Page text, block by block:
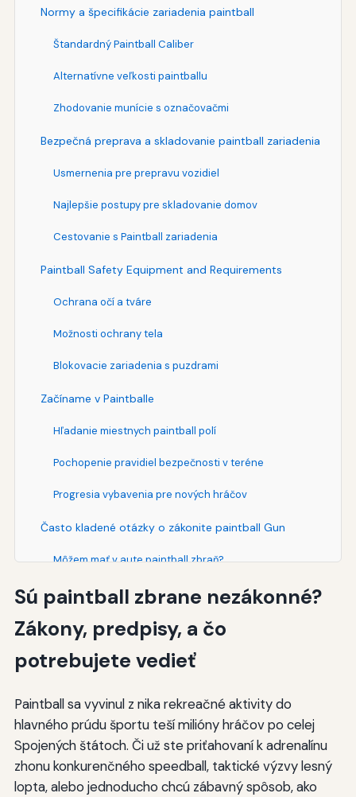
Normy a špecifikácie zariadenia paintball
Štandardný Paintball Caliber
Alternatívne veľkosti paintballu
Zhodovanie munície s označovačmi
Bezpečná preprava a skladovanie paintball zariadenia
Usmernenia pre prepravu vozidiel
Najlepšie postupy pre skladovanie domov
Cestovanie s Paintball zariadenia
Paintball Safety Equipment and Requirements
Ochrana očí a tváre
Možnosti ochrany tela
Blokovacie zariadenia s puzdrami
Začíname v Paintballe
Hľadanie miestnych paintball polí
Pochopenie pravidiel bezpečnosti v teréne
Progresia vybavenia pre nových hráčov
Často kladené otázky o zákonite paintball Gun
Môžem mať v aute paintball zbraň?
Je legálne strieľať paintballs na mojom dvore?
Putovné zbrane si vyžadujú sériové čísla?
Môžem si objednať paintballové zbrane online?
zbraňou?
Ďalšie zdroje
Sú paintball zbrane nezákonné?
Zákony, predpisy, a čo
potrebujete vedieť
Paintball sa vyvinul z nika rekreačné aktivity do
hlavného prúdu športu teší milióny hráčov po celej
Spojených štátoch. Či už ste priťahovaní k adrenalínu
zhonu konkurenčného speedball, taktické výzvy lesný
lopta, alebo jednoducho chcú zábavný spôsob, ako